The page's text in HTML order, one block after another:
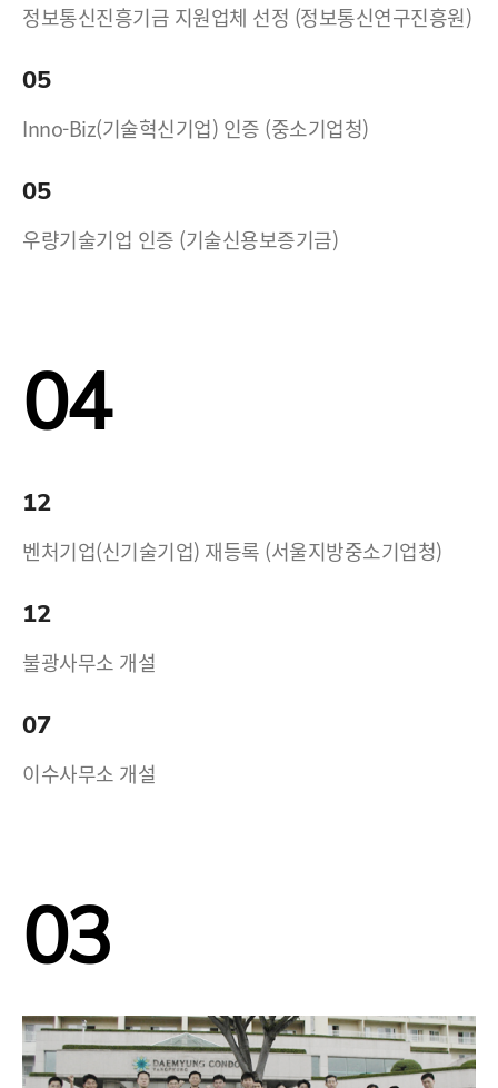
정보통신진흥기금 지원업체 선정 (정보통신연구진흥원)
05
Inno-Biz(기술혁신기업) 인증 (중소기업청)
05
우량기술기업 인증 (기술신용보증기금)
04
12
벤처기업(신기술기업) 재등록 (서울지방중소기업청)
12
불광사무소 개설
07
이수사무소 개설
03